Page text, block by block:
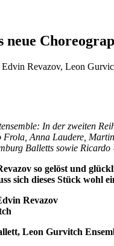
neue
In der zweiten
Frola, Anna Laudere,
Balletts sowie
so gelöst und
sich dieses Stück wohl
Revazov
Leon Gurvitch